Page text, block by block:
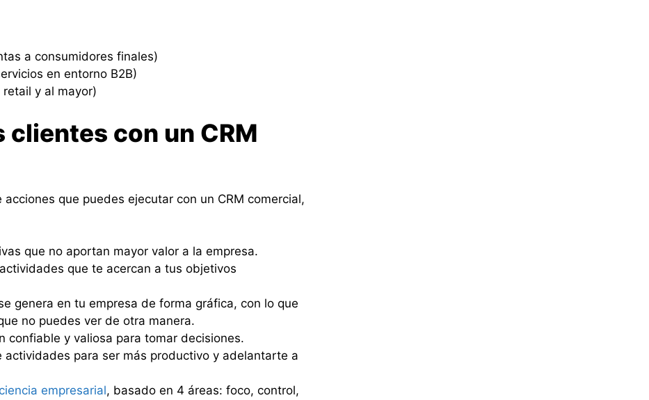
a consumidores finales)
en entorno B2B)
retail y al mayor)
clientes con un CRM
que puedes ejecutar con un CRM comercial,
que no aportan mayor valor a la empresa.
que te acercan a tus objetivos
genera en tu empresa de forma gráfica, con lo que
no puedes ver de otra manera.
confiable y valiosa para tomar decisiones.
actividades para ser más productivo y adelantarte a
empresarial, basado en 4 áreas: foco, control,